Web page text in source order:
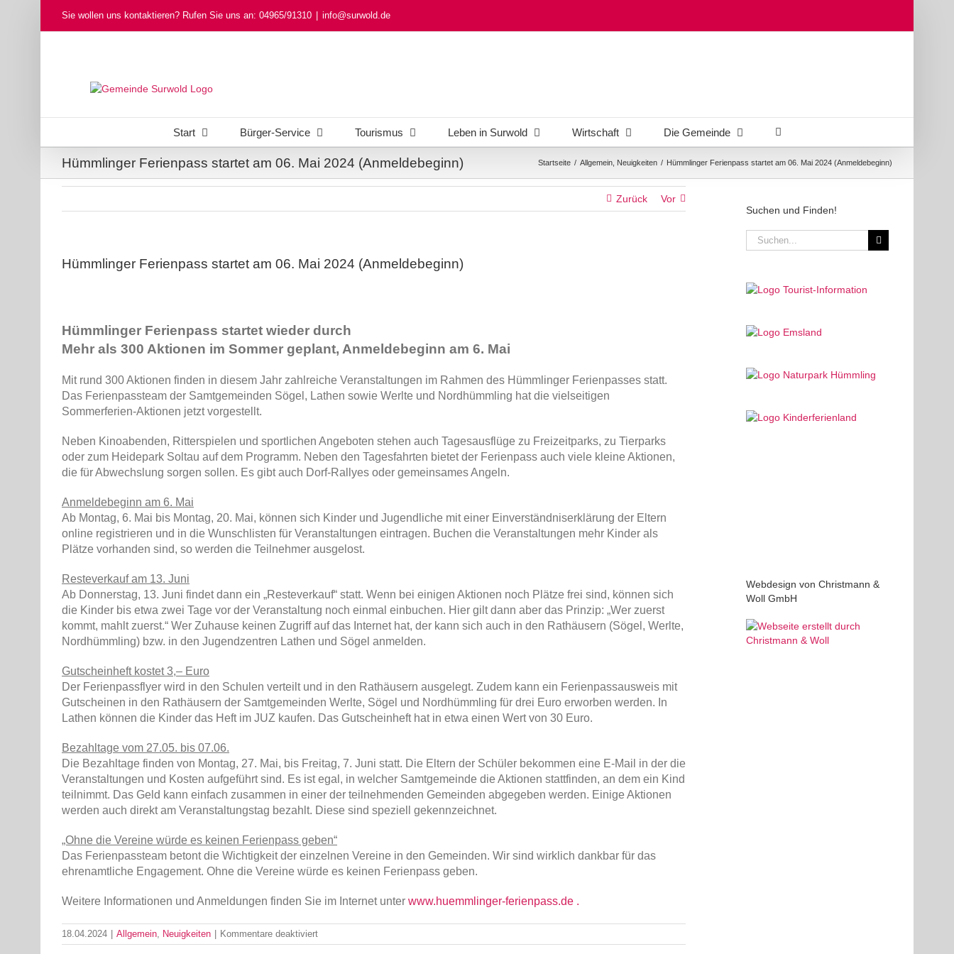
Sie wollen uns kontaktieren? Rufen Sie uns an: 04965/91310 info@surwold.de
Start Bürger-Service Tourismus Leben in Surwold Wirtschaft Die Gemeinde
Hümmlinger Ferienpass startet am 06. Mai 2024 (Anmeldebeginn) Startseite / Allgemein Neuigkeiten / Hümmlinger Ferienpass startet am 06. Mai 2024 (Anmeldebeginn)
Zurück Vor
Hümmlinger Ferienpass startet am 06. Mai 2024 (Anmeldebeginn)
Hümmlinger Ferienpass startet wieder durch
Mehr als 300 Aktionen im Sommer geplant, Anmeldebeginn am 6. Mai
Mit rund 300 Aktionen finden in diesem Jahr zahlreiche Veranstaltungen im Rahmen des Hümmlinger Ferienpasses statt.
Das Ferienpassteam der Samtgemeinden Sögel, Lathen sowie Werlte und Nordhümmling hat die vielseitigen
Sommerferien-Aktionen jetzt vorgestellt.
Neben Kinoabenden, Ritterspielen und sportlichen Angeboten stehen auch Tagesausflüge zu Freizeitparks, zu Tierparks
oder zum Heidepark Soltau auf dem Programm. Neben den Tagesfahrten bietet der Ferienpass auch viele kleine Aktionen,
die für Abwechslung sorgen sollen. Es gibt auch Dorf-Rallyes oder gemeinsames Angeln.
Anmeldebeginn am 6. Mai
Ab Montag, 6. Mai bis Montag, 20. Mai, können sich Kinder und Jugendliche mit einer Einverständniserklärung der Eltern
online registrieren und in die Wunschlisten für Veranstaltungen eintragen. Buchen die Veranstaltungen mehr Kinder als
Plätze vorhanden sind, so werden die Teilnehmer ausgelost.
Resteverkauf am 13. Juni
Ab Donnerstag, 13. Juni findet dann ein „Resteverkauf“ statt. Wenn bei einigen Aktionen noch Plätze frei sind, können sich
die Kinder bis etwa zwei Tage vor der Veranstaltung noch einmal einbuchen. Hier gilt dann aber das Prinzip: „Wer zuerst
kommt, mahlt zuerst.“ Wer Zuhause keinen Zugriff auf das Internet hat, der kann sich auch in den Rathäusern (Sögel, Werlte,
Nordhümmling) bzw. in den Jugendzentren Lathen und Sögel anmelden.
Gutscheinheft kostet 3,– Euro
Der Ferienpassflyer wird in den Schulen verteilt und in den Rathäusern ausgelegt. Zudem kann ein Ferienpassausweis mit
Gutscheinen in den Rathäusern der Samtgemeinden Werlte, Sögel und Nordhümmling für drei Euro erworben werden. In
Lathen können die Kinder das Heft im JUZ kaufen. Das Gutscheinheft hat in etwa einen Wert von 30 Euro.
Bezahltage vom 27.05. bis 07.06.
Die Bezahltage finden von Montag, 27. Mai, bis Freitag, 7. Juni statt. Die Eltern der Schüler bekommen eine E-Mail in der die
Veranstaltungen und Kosten aufgeführt sind. Es ist egal, in welcher Samtgemeinde die Aktionen stattfinden, an dem ein Kind
teilnimmt. Das Geld kann einfach zusammen in einer der teilnehmenden Gemeinden abgegeben werden. Einige Aktionen
werden auch direkt am Veranstaltungstag bezahlt. Diese sind speziell gekennzeichnet.
„Ohne die Vereine würde es keinen Ferienpass geben“
Das Ferienpassteam betont die Wichtigkeit der einzelnen Vereine in den Gemeinden. Wir sind wirklich dankbar für das
ehrenamtliche Engagement. Ohne die Vereine würde es keinen Ferienpass geben.
Weitere Informationen und Anmeldungen finden Sie im Internet unter www.huemmlinger-ferienpass.de .
18.04.2024 Allgemein, Neuigkeiten Kommentare deaktiviertfür
Hümmlinger
Suchen und Finden!
Suche
nach:
Webdesign von Christmann &
Woll GmbH